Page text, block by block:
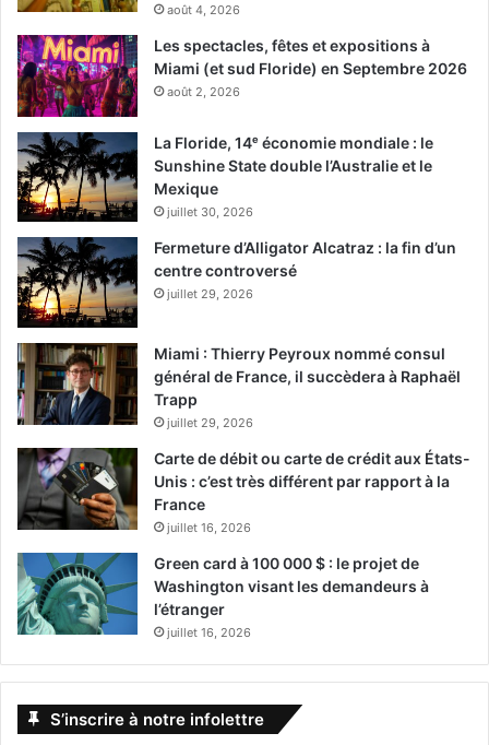
août 4, 2026
Les spectacles, fêtes et expositions à
Miami (et sud Floride) en Septembre 2026
août 2, 2026
La Floride, 14ᵉ économie mondiale : le
Sunshine State double l’Australie et le
Mexique
juillet 30, 2026
Fermeture d’Alligator Alcatraz : la fin d’un
centre controversé
juillet 29, 2026
Miami : Thierry Peyroux nommé consul
général de France, il succèdera à Raphaël
Trapp
juillet 29, 2026
Carte de débit ou carte de crédit aux États-
Unis : c’est très différent par rapport à la
France
juillet 16, 2026
Green card à 100 000 $ : le projet de
Washington visant les demandeurs à
l’étranger
juillet 16, 2026
S’inscrire à notre infolettre